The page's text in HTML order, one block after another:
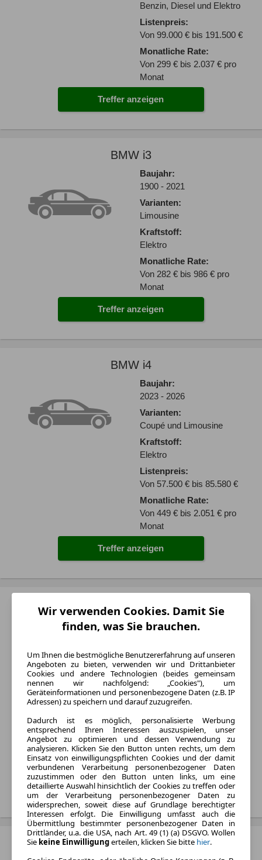
Benzin, Diesel und Elektro
Listenpreis:
Von 99.000 € bis 191.500 €
Monatliche Rate:
Von 299 € bis 2.037 € pro
Monat
Treffer anzeigen
BMW i3
Baujahr:
1900 - 2021
Varianten:
Limousine
Kraftstoff:
Elektro
Monatliche Rate:
Von 282 € bis 986 € pro
Monat
Treffer anzeigen
BMW i4
Baujahr:
2023 - 2026
Varianten:
Coupé und Limousine
Kraftstoff:
Elektro
Listenpreis:
Von 57.500 € bis 85.580 €
Monatliche Rate:
Von 449 € bis 2.051 € pro
Monat
Treffer anzeigen
BMW i5
Baujahr:
Varianten:
Kombi und Limousine
Kraftstoff:
Elektro und Hybrid
Von 70.900 € bis 119.900 €
Monatliche Rate:
Von 345 € bis 1.820 € pro
Monat
Treffer anzeigen
BMW i7
Wir verwenden Cookies. Damit Sie
finden, was Sie brauchen.
Um Ihnen die bestmögliche Benutzererfahrung auf unseren
Angeboten zu bieten, verwenden wir und Drittanbieter
Cookies und andere Technologien (beides gemeinsam
nennen wir nachfolgend: „Cookies"), um
Geräteinformationen und personenbezogene Daten (z.B. IP
Adressen) zu speichern und darauf zuzugreifen.
Dadurch ist es möglich, personalisierte Werbung
entsprechend Ihren Interessen auszuspielen, unser
Angebot zu optimieren und dessen Verwendung zu
analysieren. Klicken Sie den Button unten rechts, um dem
Einsatz von einwilligungspflichten Cookies und der damit
verbundenen Verarbeitung personenbezogener Daten
zuzustimmen oder den Button unten links, um eine
detaillierte Auswahl hinsichtlich der Cookies zu treffen oder
um der Verarbeitung personenbezogener Daten zu
widersprechen, soweit diese auf Grundlage berechtigter
Interessen erfolgt. Die Einwilligung umfasst auch die
Übermittlung bestimmter personenbezogener Daten in
Drittländer, u.a. die USA, nach Art. 49 (1) (a) DSGVO. Wollen
Sie keine Einwilligungerteilen, klicken Sie bitte hier.